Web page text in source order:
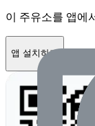
이 주유소를 앱에
앱 설치하기